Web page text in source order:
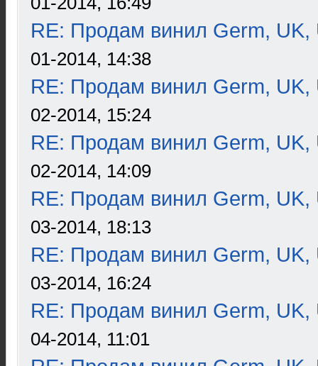
RE: Продам винил Germ, UK,
01-2014, 14:38
RE: Продам винил Germ, UK,
02-2014, 15:24
RE: Продам винил Germ, UK,
02-2014, 14:09
RE: Продам винил Germ, UK,
03-2014, 18:13
RE: Продам винил Germ, UK,
03-2014, 16:24
RE: Продам винил Germ, UK,
04-2014, 11:01